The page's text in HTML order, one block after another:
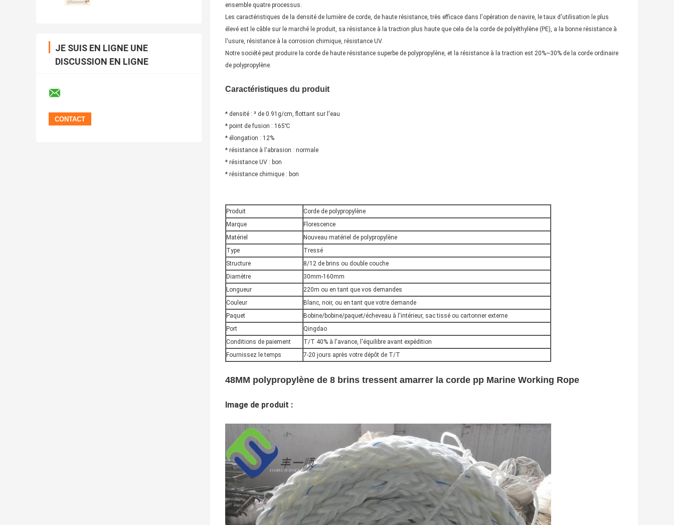
JE SUIS EN LIGNE UNE
DISCUSSION EN LIGNE
ensemble quatre processus.
Les caractéristiques de la densité de lumière de corde, de haute résistance, très efficace dans l'opération de navire, le taux d'utilisation le plus
élevé est le câble sur le marché le produit, sa résistance à la traction plus haute que cela de la corde de polyéthylène (PE), a la bonne résistance à
l'usure, résistance à la corrosion chimique, résistance UV.
Notre société peut produire la corde de haute résistance superbe de polypropylène, et la résistance à la traction est 20%~30% de la corde ordinaire
de polypropylène.
Caractéristiques du produit
* densité : ³ de 0.91g/cm, flottant sur l'eau
* point de fusion : 165℃
* élongation : 12%
* résistance à l'abrasion : normale
* résistance UV : bon
* résistance chimique : bon
Produit
Corde de polypropylène
Marque
Florescence
Matériel
Nouveau matériel de polypropylène
Type
Tressé
Structure
8/12 de brins ou double couche
Diamètre
30mm-160mm
Longueur
220m ou en tant que vos demandes
Couleur
Blanc, noir, ou en tant que votre demande
Paquet
Bobine/bobine/paquet/écheveau à l'intérieur, sac tissé ou cartonner externe
Port
Qingdao
Conditions de paiement
T/T 40% à l'avance, l'équilibre avant expédition
Fournissez le temps
7-20 jours après votre dépôt de T/T
48MM polypropylène de 8 brins tressent amarrer la corde pp Marine Working Rope
Image de produit :